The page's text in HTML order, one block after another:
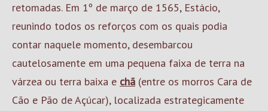
retomadas. Em 1º de março de 1565, Estácio,
reunindo todos os reforços com os quais podia
contar naquele momento, desembarcou
cautelosamente em uma pequena faixa de terra na
várzea ou terra baixa e chã (entre os morros Cara de
Cão e Pão de Açúcar), localizada estrategicamente